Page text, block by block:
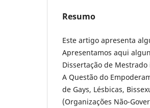
Resumo
Este artigo apresenta
Apresentamos aqui
Dissertação de
A Questão do
de Gays, Lésbicas,
(Organizações Não-